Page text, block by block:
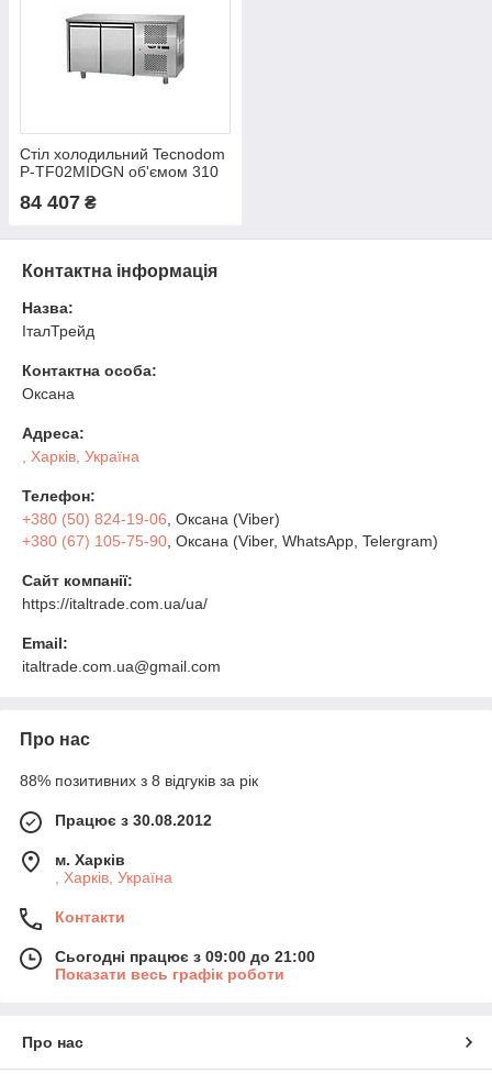
Стіл холодильний Tecnodom
P-TF02MIDGN об'ємом 310
мм без борту
84 407 ₴
Контактна інформація
Назва:
ІталТрейд
Контактна особа:
Оксана
Адреса:
, Харків, Україна
Телефон:
+380 (50) 824-19-06 , Оксана (Viber)
+380 (67) 105-75-90 , Оксана (Viber, WhatsApp, Telergram)
Сайт компанії:
https://italtrade.com.ua/ua/
Email:
italtrade.com.ua@gmail.com
Про нас
88% позитивних з 8 відгуків за рік
Працює з 30.08.2012
м. Харків
, Харків, Україна
Контакти
Сьогодні працює з 09:00 до 21:00
Показати весь графік роботи
Про нас